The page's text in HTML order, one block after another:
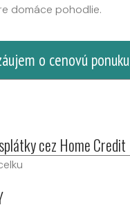
domáce pohodlie.
o cenovú ponuku
cez Home Credit